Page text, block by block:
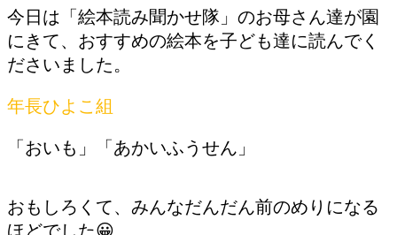
今日は「絵本読み聞かせ隊」のお母さん達が園
にきて、おすすめの絵本を子ども達に読んでく
ださいました。
年長ひよこ組
「おいも」「あかいふうせん」
おもしろくて、みんなだんだん前のめりになる
ほどでした😀